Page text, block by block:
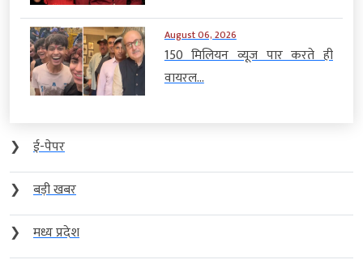
August 06, 2026
150 मिलियन व्यूज पार करते ही
वायरल...
❯
ई-पेपर
❯
बड़ी खबर
❯
मध्य प्रदेश